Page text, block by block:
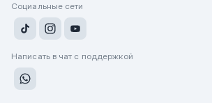
Социальные сети
Написать в чат с поддержкой